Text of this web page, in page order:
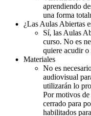
aprendiendo
una forma
¿Las Aulas Abiertas
Sí, las Aulas
curso. No es
quiere acudir o
Materiales
No es
audiovisual
utilizarán lo
Por motivos de
cerrado para
habilitados